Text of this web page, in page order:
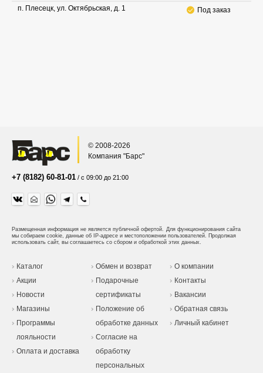
п. Плесецк, ул. Октябрьская, д. 1
Под заказ
© 2008-2026
Компания "Барс"
+7 (8182) 60-81-01 / с 09:00 до 21:00
Размещенная информация не является публичной офертой. Для функционирования сайта
мы собираем cookie, данные об IP-адресе и местоположении пользователей. Продолжая
использовать сайт, вы соглашаетесь со сбором и обработкой этих данных.
Каталог
Акции
Новости
Магазины
Программы
лояльности
Оплата и доставка
Обмен и возврат
Подарочные
сертификаты
Положение об
обработке данных
Согласие на
обработку
персональных
О компании
Контакты
Вакансии
Обратная связь
Личный кабинет